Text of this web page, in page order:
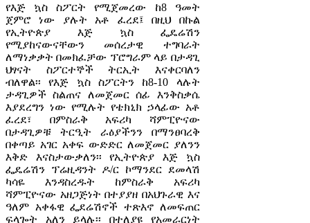
የእጅ ኳስ ስፖርት የሚጀመረው ከ8 ዓመት
ጀምሮ ነው ያሉት አቶ ፈረደ፤ በዚህ በኩል
የኢትዮጵያ እጅ ኳስ ፌዴሬሽን
የሚያከናውናቸውን መሰረታዊ ተግባራት
ለማነቃቃት በመክፈቻው ፕሮግራም ላይ በታዳጊ
ህፃናት ስፖርተኞች ትርኢት እናቀርባለን
ብለዋል፡፡ የእጅ ኳስ ስፖርትን ከ8-10 ላሉት
ታዳጊዎች ስልጠና ለመጀመር ሰፊ እንቅስቃሴ
እያደረግን ነው የሚሉት የቴክኒክ ኃላፊው አቶ
ፈረደ፣ በምስራቅ አፍሪካ ሻምፒዮናው
በታዳጊዎቹ ትርዒት ራዕያችንን በማንፀባረቅ
በቀጣይ አገር አቀፍ ውድድር ለመጀመር ያለንን
እቅድ እናስታውቃለን፡፡ የኢትዮጵያ እጅ ኳስ
ፌዴሬሽን ፕሬዚዳንት ዶ/ር ኮማንደር ደመላሽ
ካሳዬ እንዳስረዱት ከምስራቅ አፍሪካ
ሻምፒዮናው አዘጋጅነት በተያያዘ በአህጉራዊ እና
ዓለም አቀፋዊ ፌደሬሽኖች ተጽእኖ ለመፍጠር
ፍላጐት አለን ይላሉ፡፡ በተለያዩ የአመራርነት